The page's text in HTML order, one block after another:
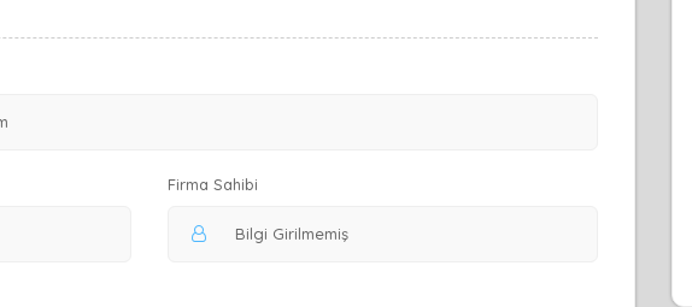
Firma Sahibi